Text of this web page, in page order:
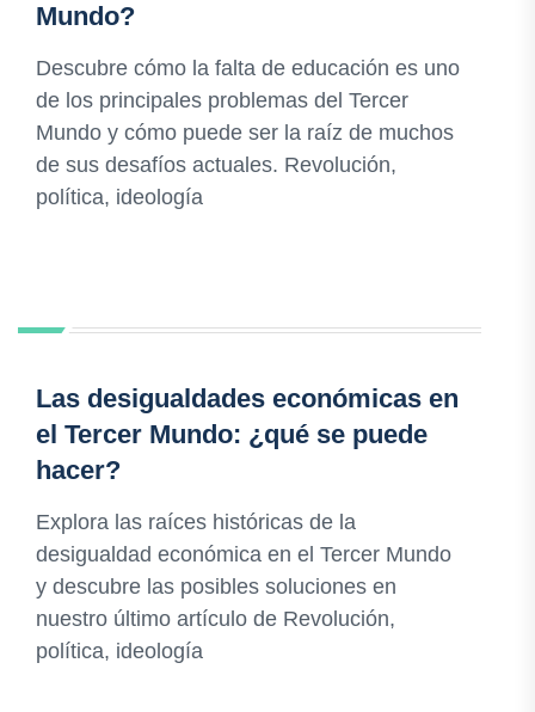
Mundo?
Descubre cómo la falta de educación es uno
de los principales problemas del Tercer
Mundo y cómo puede ser la raíz de muchos
de sus desafíos actuales. Revolución,
política, ideología
Las desigualdades económicas en
el Tercer Mundo: ¿qué se puede
hacer?
Explora las raíces históricas de la
desigualdad económica en el Tercer Mundo
y descubre las posibles soluciones en
nuestro último artículo de Revolución,
política, ideología